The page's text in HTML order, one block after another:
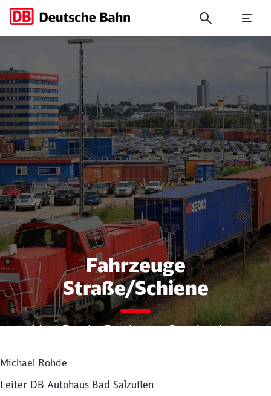
No Page Title
Fahrzeuge
Straße/Schiene
Von B wie Business Carsharing
Zulassungsmanagement
Michael Rohde
Leiter DB Autohaus Bad Salzuflen